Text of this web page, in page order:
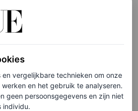
überhaupt over moeten hebben is
hadden moeten hebben. Dat de
ruim twintigduizend
genoeg. Wereldleiders willen ons
gaan en vrouwen en lhbtq-
vergelijkbare technieken om onze
en het gebruik te analyseren.
geen persoonsgegevens en zijn niet
individu.